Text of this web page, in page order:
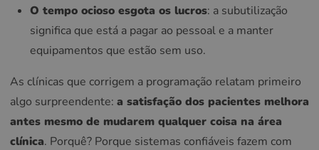
O tempo ocioso esgota os lucros: a subutilização
significa que está a pagar ao pessoal e a manter
equipamentos que estão sem uso.
As clínicas que corrigem a programação relatam primeiro
algo surpreendente: a satisfação dos pacientes melhora
antes mesmo de mudarem qualquer coisa na área
clínica. Porquê? Porque sistemas confiáveis fazem com